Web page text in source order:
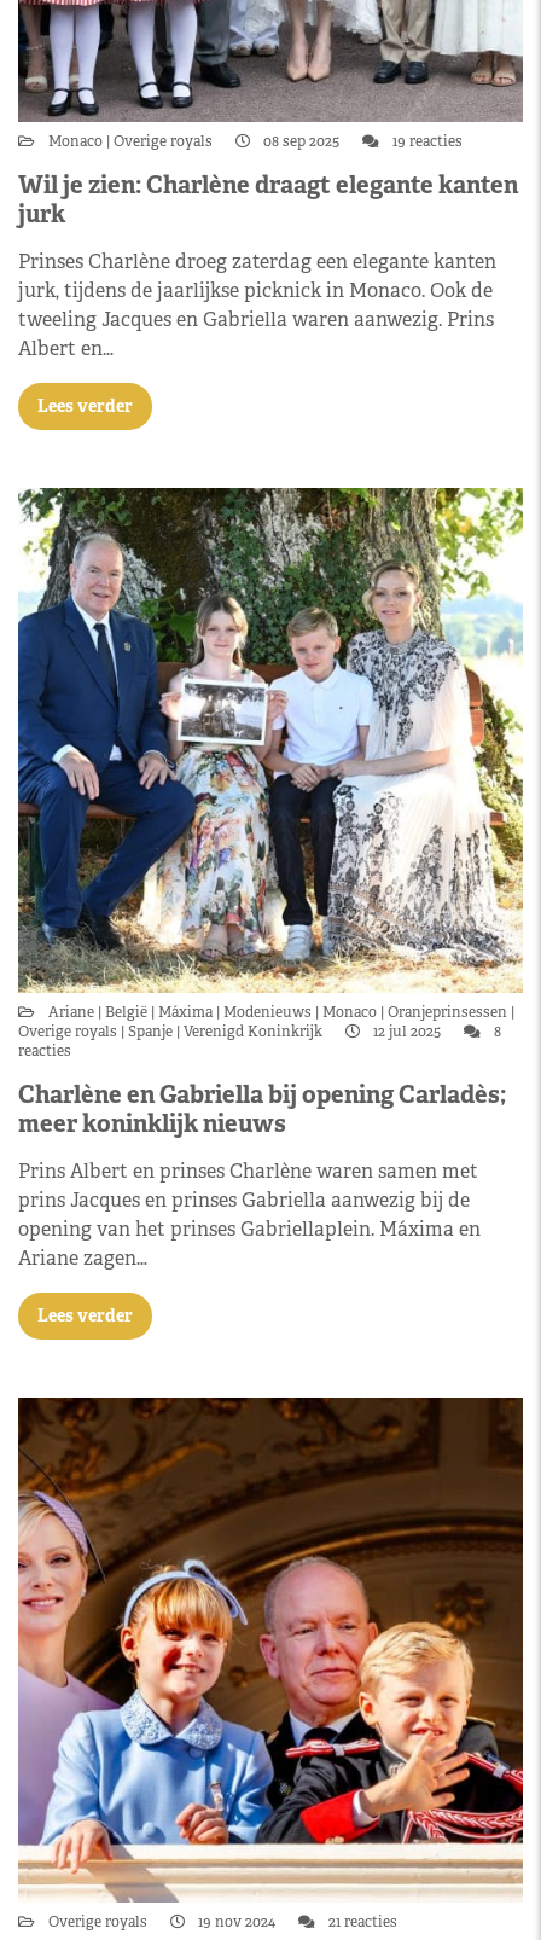
Monaco Overige royals 08 sep 2025 19 reacties
Wil je zien: Charlène draagt elegante kanten
jurk
Prinses Charlène droeg zaterdag een elegante kanten
jurk, tijdens de jaarlijkse picknick in Monaco. Ook de
tweeling Jacques en Gabriella waren aanwezig. Prins
Albert en…
Lees verder
Ariane België Máxima Modenieuws Monaco Oranjeprinsessen
Overige royals
Spanje Verenigd Koninkrijk 12 jul 2025
8
reacties
Charlène en Gabriella bij opening Carladès;
meer koninklijk nieuws
Prins Albert en prinses Charlène waren samen met
prins Jacques en prinses Gabriella aanwezig bij de
opening van het prinses Gabriellaplein. Máxima en
Ariane zagen…
Lees verder
Overige royals 19 nov 2024 21 reacties